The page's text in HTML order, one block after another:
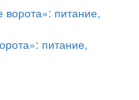
питание,